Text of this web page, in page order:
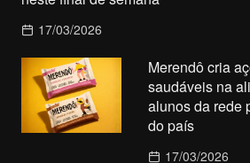
17/03/2026
Merendô cria
saudáveis na
alunos da rede
do país
17/03/2026